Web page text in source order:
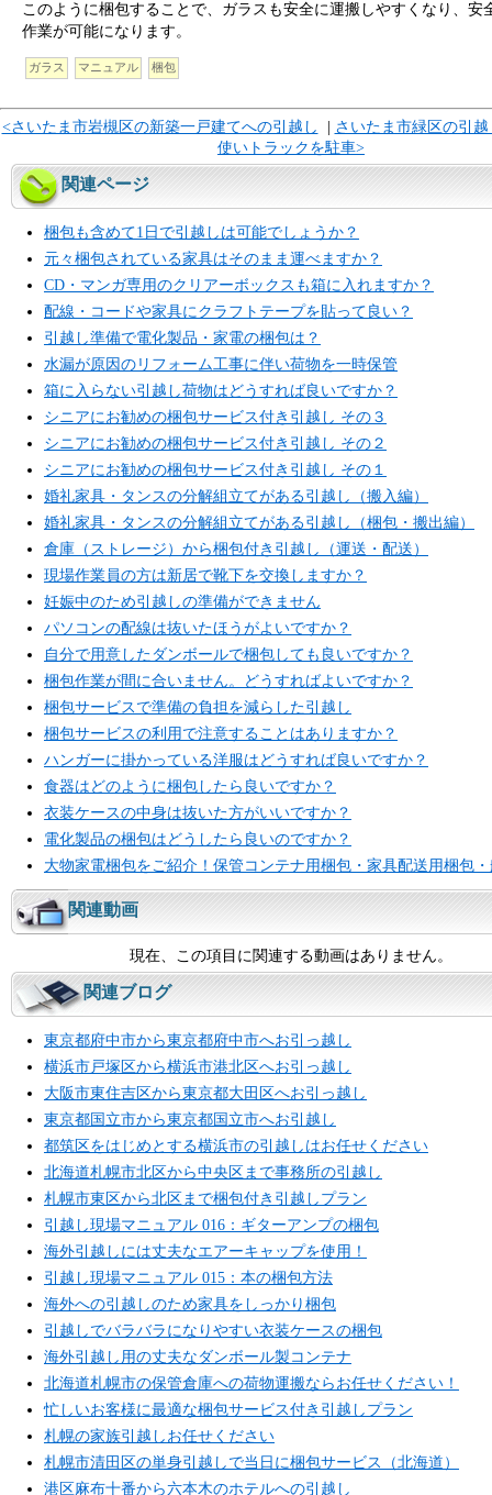
このように梱包することで、ガラスも安全に運搬しやすくなり、安
作業が可能になります。
ガラス マニュアル 梱包
<さいたま市岩槻区の新築一戸建てへの引越し | さいたま市緑区の引
使いトラックを駐車>
関連ページ
梱包も含めて1日で引越しは可能でしょうか？
元々梱包されている家具はそのまま運べますか？
CD・マンガ専用のクリアーボックスも箱に入れますか？
配線・コードや家具にクラフトテープを貼って良い？
引越し準備で電化製品・家電の梱包は？
水漏が原因のリフォーム工事に伴い荷物を一時保管
箱に入らない引越し荷物はどうすれば良いですか？
シニアにお勧めの梱包サービス付き引越し その３
シニアにお勧めの梱包サービス付き引越し その２
シニアにお勧めの梱包サービス付き引越し その１
婚礼家具・タンスの分解組立てがある引越し（搬入編）
婚礼家具・タンスの分解組立てがある引越し（梱包・搬出編）
倉庫（ストレージ）から梱包付き引越し（運送・配送）
現場作業員の方は新居で靴下を交換しますか？
妊娠中のため引越しの準備ができません
パソコンの配線は抜いたほうがよいですか？
自分で用意したダンボールで梱包しても良いですか？
梱包作業が間に合いません。どうすればよいですか？
梱包サービスで準備の負担を減らした引越し
梱包サービスの利用で注意することはありますか？
ハンガーに掛かっている洋服はどうすれば良いですか？
食器はどのように梱包したら良いですか？
衣装ケースの中身は抜いた方がいいですか？
電化製品の梱包はどうしたら良いのですか？
大物家電梱包をご紹介！保管コンテナ用梱包・家具配送用梱包
関連動画
現在、この項目に関連する動画はありません。
関連ブログ
東京都府中市から東京都府中市へお引っ越し
横浜市戸塚区から横浜市港北区へお引っ越し
大阪市東住吉区から東京都大田区へお引っ越し
東京都国立市から東京都国立市へお引越し
都筑区をはじめとする横浜市の引越しはお任せください
北海道札幌市北区から中央区まで事務所の引越し
札幌市東区から北区まで梱包付き引越しプラン
引越し現場マニュアル 016：ギターアンプの梱包
海外引越しには丈夫なエアーキャップを使用！
引越し現場マニュアル 015：本の梱包方法
海外への引越しのため家具をしっかり梱包
引越しでバラバラになりやすい衣装ケースの梱包
海外引越し用の丈夫なダンボール製コンテナ
北海道札幌市の保管倉庫への荷物運搬ならお任せください！
忙しいお客様に最適な梱包サービス付き引越しプラン
札幌の家族引越しお任せください
札幌市清田区の単身引越しで当日に梱包サービス（北海道）
港区麻布十番から六本木のホテルへの引越し